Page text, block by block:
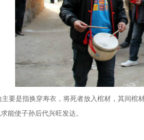
要是指换穿寿衣，将死者放入棺材，其间
能使子孙后代兴旺发达。